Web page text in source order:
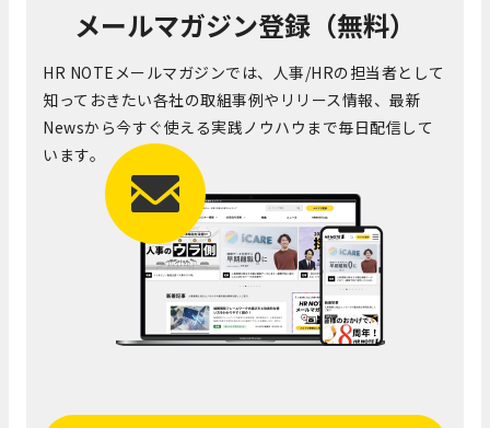
メールマガジン登録（無料）
HR NOTEメールマガジンでは、人事/HRの担当者として
知っておきたい各社の取組事例やリリース情報、最新
Newsから今すぐ使える実践ノウハウまで毎日配信して
います。